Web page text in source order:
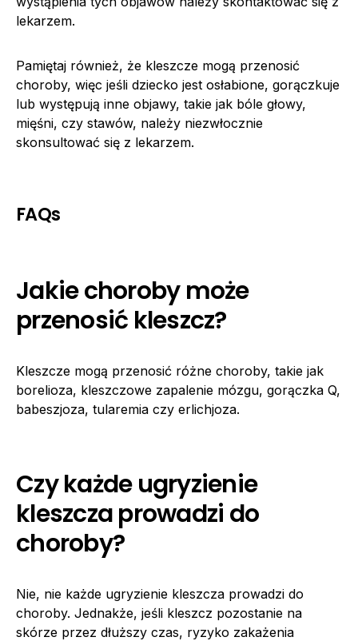
lekarzem.
Pamiętaj również, że kleszcze mogą przenosić
choroby, więc jeśli dziecko jest osłabione, gorączkuje
lub występują inne objawy, takie jak bóle głowy,
mięśni, czy stawów, należy niezwłocznie
skonsultować się z lekarzem.
FAQs
Jakie choroby może
przenosić kleszcz?
Kleszcze mogą przenosić różne choroby, takie jak
borelioza, kleszczowe zapalenie mózgu, gorączka Q,
babeszjoza, tularemia czy erlichjoza.
Czy każde ugryzienie
kleszcza prowadzi do
choroby?
Nie, nie każde ugryzienie kleszcza prowadzi do
choroby. Jednakże, jeśli kleszcz pozostanie na
skórze przez dłuższy czas, ryzyko zakażenia